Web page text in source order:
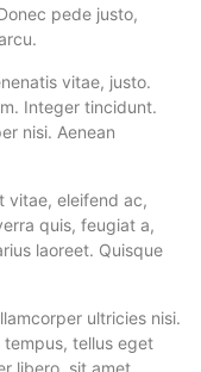
pede justo,
vitae, justo.
Integer tincidunt.
nisi. Aenean
vitae, eleifend ac,
quis, feugiat a,
laoreet. Quisque
ultricies nisi.
tempus, tellus eget
libero, sit amet